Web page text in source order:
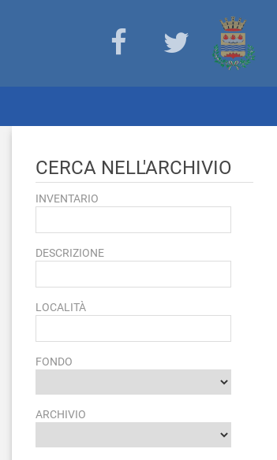
CERCA NELL'ARCHIVIO
INVENTARIO
DESCRIZIONE
LOCALITÀ
FONDO
ARCHIVIO